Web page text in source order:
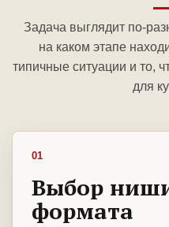
Задача выглядит по-
на каком этапе
типичные ситуации и то,
для
01
Выбор
формата